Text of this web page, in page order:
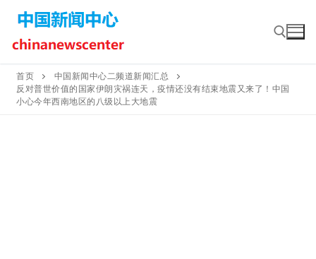
content
Search for:
首页
中国新闻中心二频道新闻汇总
反对普世价值的国家伊朗灾祸连天，疫情还没有结束地震又来了！中国
小心今年西南地区的八级以上大地震